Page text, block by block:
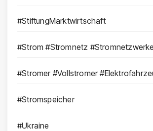
#StiftungMarktwirtschaft
#Strom #Stromnetz #Stromnetzwerke
#Stromer #Vollstromer
#Stromspeicher
#Ukraine